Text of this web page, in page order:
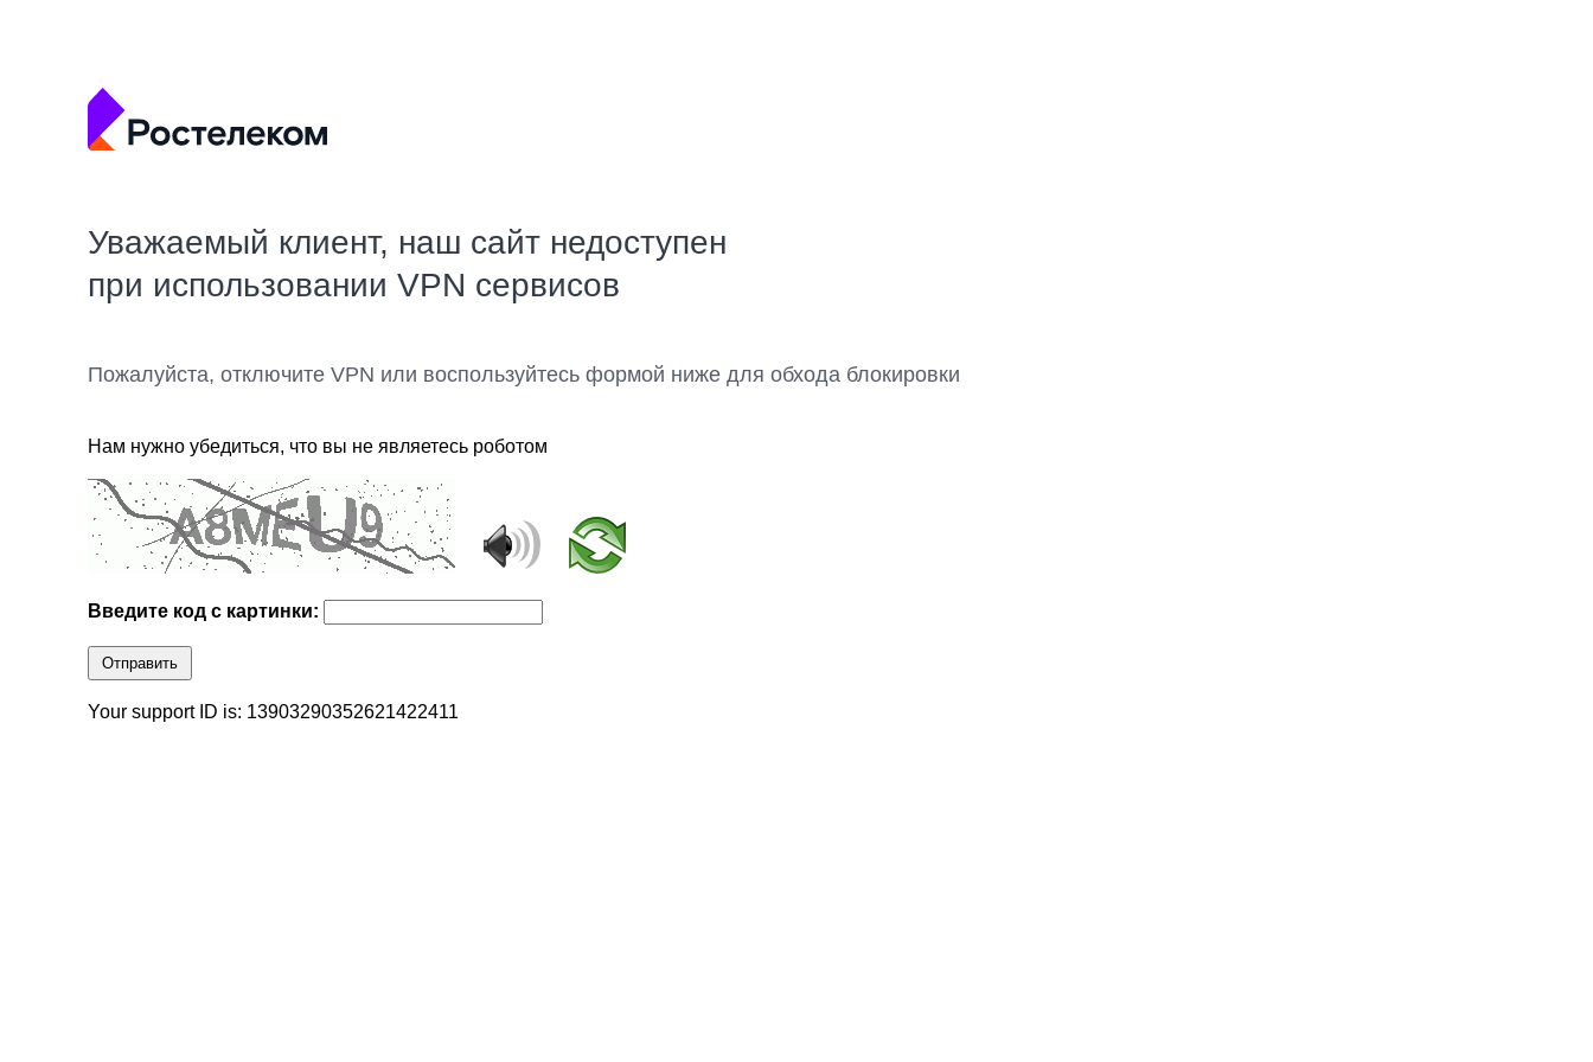
Уважаемый клиент, наш сайт недоступен
при использовании VPN сервисов
Пожалуйста, отключите VPN или воспользуйтесь формой ниже для обхода блокировки
Нам нужно убедиться, что вы не являетесь роботом
Введите код с картинки:
Отправить
Your support ID is: 13903290352621422411